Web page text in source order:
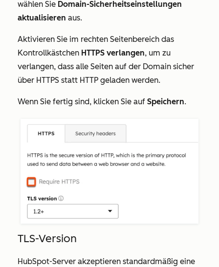
wählen Sie Domain-Sicherheitseinstellungen
aktualisieren aus.
Aktivieren Sie im rechten Seitenbereich das
Kontrollkästchen HTTPS verlangen, um zu
verlangen, dass alle Seiten auf der Domain sicher
über HTTPS statt HTTP geladen werden.
Wenn Sie fertig sind, klicken Sie auf Speichern.
TLS-Version
HubSpot-Server akzeptieren standardmäßig eine